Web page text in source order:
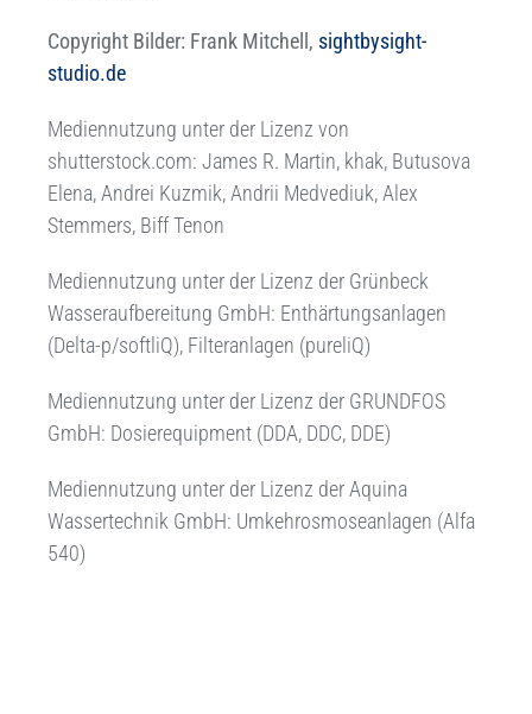
Copyright Bilder: Frank Mitchell, sightbysight-
studio.de
Mediennutzung unter der Lizenz von
shutterstock.com: James R. Martin, khak, Butusova
Elena, Andrei Kuzmik, Andrii Medvediuk, Alex
Stemmers, Biff Tenon
Mediennutzung unter der Lizenz der Grünbeck
Wasseraufbereitung GmbH: Enthärtungsanlagen
(Delta-p/softliQ), Filteranlagen (pureliQ)
Mediennutzung unter der Lizenz der GRUNDFOS
GmbH: Dosierequipment (DDA, DDC, DDE)
Mediennutzung unter der Lizenz der Aquina
Wassertechnik GmbH: Umkehrosmoseanlagen (Alfa
540)